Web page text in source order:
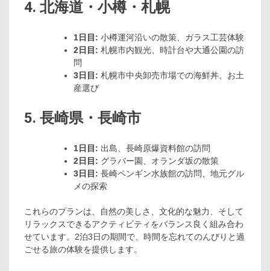
4. 北海道・小樽・札幌
1日目: 小樽運河沿いの散策、ガラス工芸体験
2日目: 札幌市内観光、時計台や大通公園の訪
問
3日目: 札幌市中央卸売市場での海鮮丼、お土
産選び
5. 長崎県・長崎市
1日目: 出島、長崎原爆資料館の訪問
2日目: グラバー園、オランダ坂の散策
3日目: 長崎ペンギン水族館の訪問、地元グル
メの探索
これらのプランは、自然の美しさ、文化的な魅力、そして
リラックスできるアクティビティをバランス良く組み合わ
せています。2泊3日の期間で、時間を忘れてのんびりと過
ごせる旅の体験を提供します。